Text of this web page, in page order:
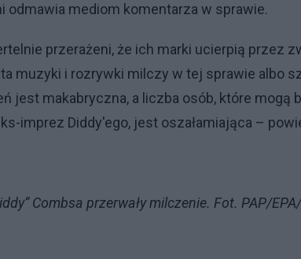
mediom komentarza w sprawie.
przerażeni, że ich marki ucierpią przez
muzyki i rozrywki milczy w tej sprawie albo
jest makabryczna, a liczba osób, które mogą
imprez Diddy'ego, jest oszałamiająca –
Combsa przerwały milczenie. Fot. PAP/